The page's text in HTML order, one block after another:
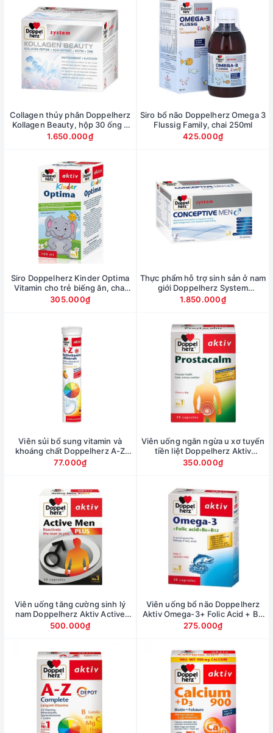
Collagen thủy phân Doppelherz
Kollagen Beauty, hộp 30 ống x
25ml
1.650.000₫
Siro bổ não Doppelherz Omega 3
Flussig Family, chai 250ml
425.000₫
Siro Doppelherz Kinder Optima
Vitamin cho trẻ biếng ăn, chai
100ml
305.000₫
Thực phẩm hỗ trợ sinh sản ở nam
giới Doppelherz System
Conceptive Men, hộp 30 gói
1.850.000₫
Viên sủi bổ sung vitamin và
khoáng chất Doppelherz A-Z
Fizz, tuýp 13 viên
77.000₫
Viên uống ngăn ngừa u xơ tuyến
tiền liệt Doppelherz Aktiv
Prostacalm, hộp 30 Viên
350.000₫
Viên uống tăng cường sinh lý
nam Doppelherz Aktiv Active
Men Plus, hộp 30 viên
500.000₫
Viên uống bổ não Doppelherz
Aktiv Omega-3+ Folic Acid + B6
+ B12, hộp 30 viên
275.000₫